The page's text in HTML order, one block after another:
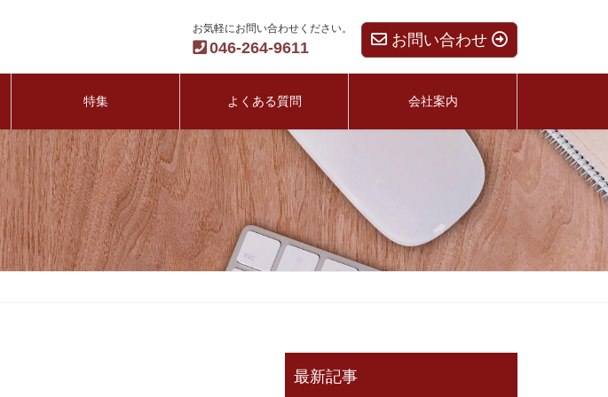
お気軽にお問い合わせください。
046-264-9611 お問い合わせ
特集 よくある質問 会社案内
最新記事